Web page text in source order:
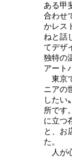
ある甲
合わせ
かレス
ねと話
てデザ
独特の
アート
東京
ニアの
したい
所です
に立つ
と、お
た。
人が